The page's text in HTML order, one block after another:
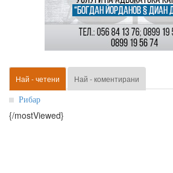
Най - четени Най - коментирани
Рибар
{/mostViewed}